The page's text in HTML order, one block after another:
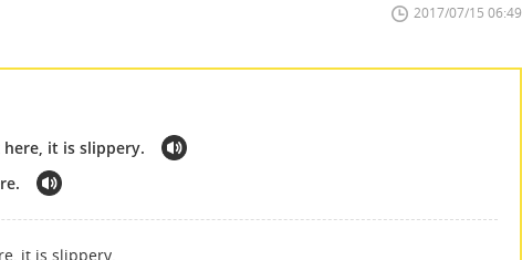
2017/07/15 06:49
it is slippery.
it is slippery.